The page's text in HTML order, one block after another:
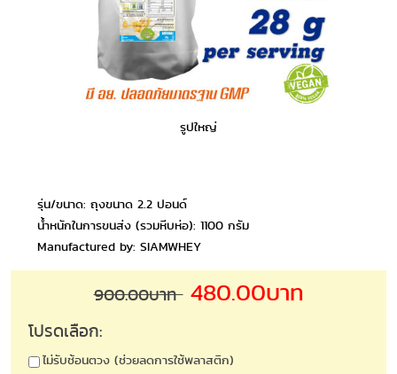
รูปใหญ่
รุ่น/ขนาด: ถุงขนาด 2.2 ปอนด์
น้ำหนักในการขนส่ง (รวมหีบห่อ): 1100 กรัม
Manufactured by: SIAMWHEY
900.00บาท 480.00บาท
โปรดเลือก:
ไม่รับช้อนตวง (ช่วยลดการใช้พลาสติก)